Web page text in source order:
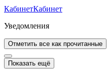
КабинетКабинет
Уведомления
Отметить все как прочитанные
Показать ещё